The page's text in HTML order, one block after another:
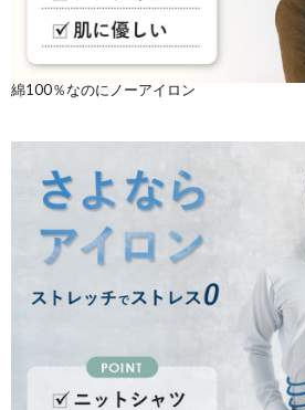
綿100％なのにノーアイロン